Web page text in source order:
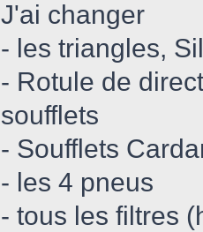
J'ai changer
- les triangles,
- Rotule de
soufflets
- Soufflets
- les 4 pneus
- tous les filtres